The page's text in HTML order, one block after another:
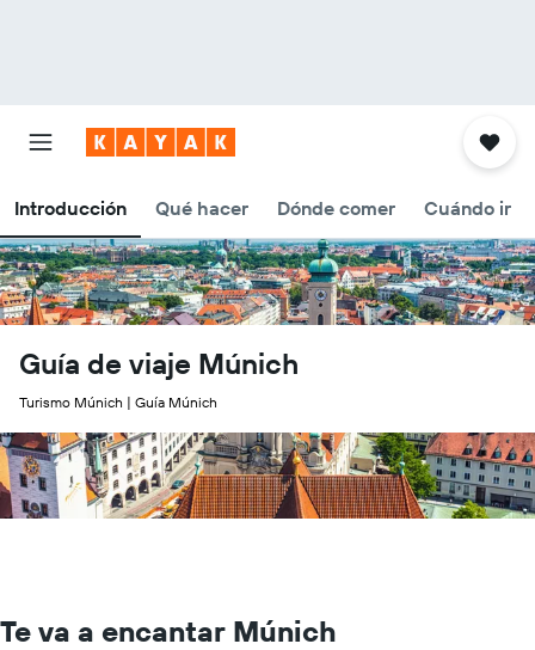
Introducción Qué hacer Dónde comer Cuándo ir
Guía de viaje Múnich
Turismo Múnich | Guía Múnich
Te va a encantar Múnich